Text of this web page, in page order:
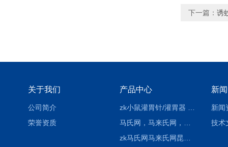
下一篇： 诱
关于我们
公司简介
荣誉资质
产品中心 新
新闻
技术